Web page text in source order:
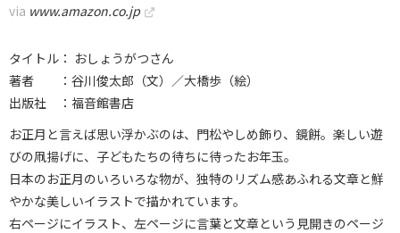
via www.amazon.co.jp
タイトル： おしょうがつさん
著者 ：谷川俊太郎（文）／大橋歩（絵）
出版社 ：福音館書店
お正月と言えば思い浮かぶのは、門松やしめ飾り、鏡餅。楽しい遊
びの凧揚げに、子どもたちの待ちに待ったお年玉。
日本のお正月のいろいろな物が、独特のリズム感あふれる文章と鮮
やかな美しいイラストで描かれています。
右ページにイラスト、左ページに言葉と文章という見開きのページ